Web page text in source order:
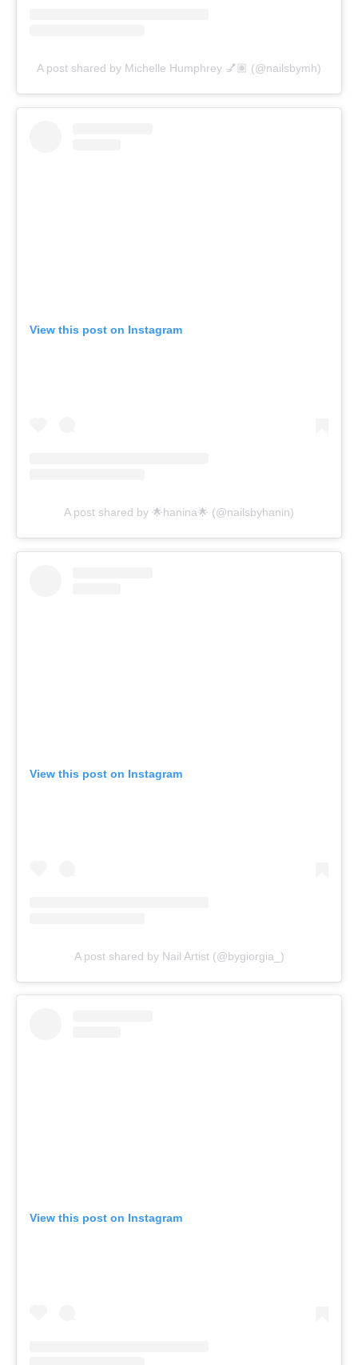
A post shared by Michelle Humphrey 💅🏽 (@nailsbymh)
View this post on Instagram
A post shared by 🌟hanina🌟 (@nailsbyhanin)
View this post on Instagram
A post shared by Nail Artist (@bygiorgia_)
View this post on Instagram